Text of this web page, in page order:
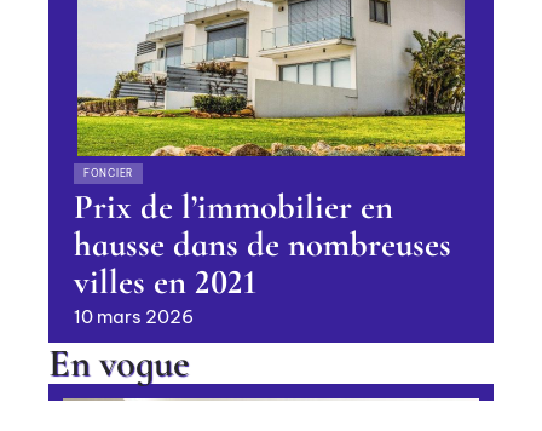
FONCIER
Prix de l’immobilier en
hausse dans de nombreuses
villes en 2021
10 mars 2026
En vogue